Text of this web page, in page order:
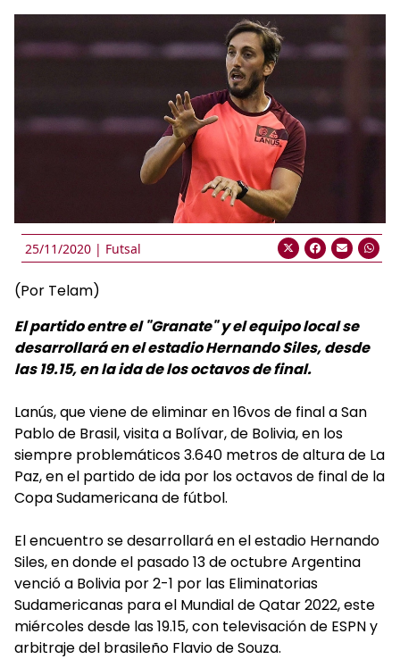
25/11/2020 | Futsal
(Por Telam)
El partido entre el "Granate" y el equipo local se
desarrollará en el estadio Hernando Siles, desde
las 19.15, en la ida de los octavos de final.
Lanús, que viene de eliminar en 16vos de final a San
Pablo de Brasil, visita a Bolívar, de Bolivia, en los
siempre problemáticos 3.640 metros de altura de La
Paz, en el partido de ida por los octavos de final de la
Copa Sudamericana de fútbol.
El encuentro se desarrollará en el estadio Hernando
Siles, en donde el pasado 13 de octubre Argentina
venció a Bolivia por 2-1 por las Eliminatorias
Sudamericanas para el Mundial de Qatar 2022, este
miércoles desde las 19.15, con televisación de ESPN y
arbitraje del brasileño Flavio de Souza.